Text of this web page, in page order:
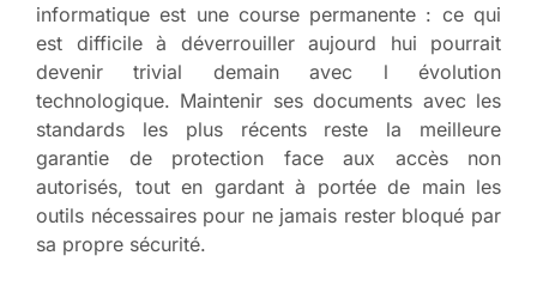
informatique est une course permanente : ce qui
est difficile à déverrouiller aujourd hui pourrait
devenir trivial demain avec l évolution
technologique. Maintenir ses documents avec les
standards les plus récents reste la meilleure
garantie de protection face aux accès non
autorisés, tout en gardant à portée de main les
outils nécessaires pour ne jamais rester bloqué par
sa propre sécurité.